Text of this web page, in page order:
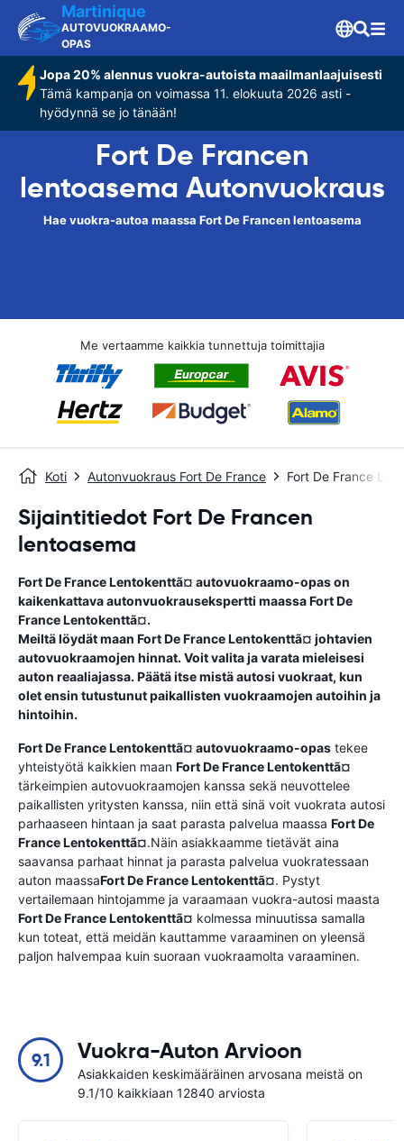
Martinique
AUTOVUOKRAAMO-
OPAS
Jopa 20% alennus vuokra-autoista maailmanlaajuisesti
Tämä kampanja on voimassa 11. elokuuta 2026 asti -
hyödynnä se jo tänään!
Fort De Francen
lentoasema Autonvuokraus
Hae vuokra-autoa maassa Fort De Francen lentoasema
Me vertaamme kaikkia tunnettuja toimittajia
Koti Autonvuokraus Fort De France Fort De France
Sijaintitiedot Fort De Francen
lentoasema
Fort De France Lentokenttã¤ autovuokraamo-opason
kaikenkattava autonvuokrausekspertti maassaFort De
France Lentokenttã¤.
Meiltä löydät maan Fort De France Lentokenttã¤ johtavien
autovuokraamojen hinnat. Voit valita ja varata mieleisesi
auton reaaliajassa. Päätä itse mistä autosi vuokraat, kun
olet ensin tutustunut paikallisten vuokraamojen autoihin ja
hintoihin.
Fort De France Lentokenttã¤ autovuokraamo-opas tekee
yhteistyötä kaikkien maan Fort De France Lentokenttã¤
tärkeimpien autovuokraamojen kanssa sekä neuvottelee
paikallisten yritysten kanssa, niin että sinä voit vuokrata autosi
parhaaseen hintaan ja saat parasta palvelua maassa Fort De
France Lentokenttã¤.Näin asiakkaamme tietävät aina
saavansa parhaat hinnat ja parasta palvelua vuokratessaan
auton maassaFort De France Lentokenttã¤. Pystyt
vertailemaan hintojamme ja varaamaan vuokra-autosi maasta
Fort De France Lentokenttã¤ kolmessa minuutissa samalla
kun toteat, että meidän kauttamme varaaminen on yleensä
paljon halvempaa kuin suoraan vuokraamolta varaaminen.
9.1 Vuokra-Auton Arvioon
Asiakkaiden keskimääräinen arvosana meistä on
9.1/10 kaikkiaan 12840 arviosta